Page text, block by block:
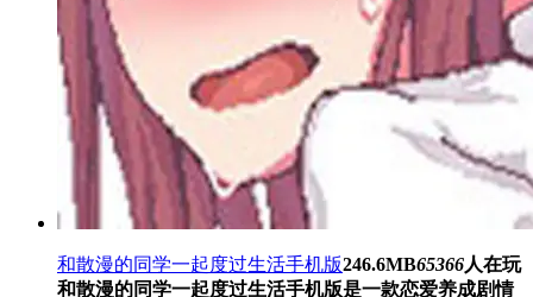
和散漫的同学一起度过生活手机版246.6MB65366人在玩
和散漫的同学一起度过生活手机版是一款恋爱养成剧情